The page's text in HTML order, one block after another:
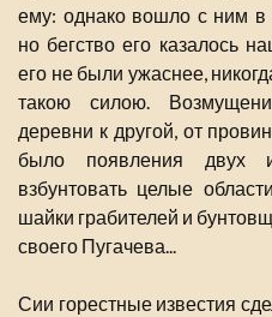
ему: однако вошло с ним в
но бегство его казалось
его не были ужаснее,
такою силою.
деревни к другой, от
было появления двух
взбунтовать целые
шайки грабителей и
своего Пугачева...
Сии горестные известия